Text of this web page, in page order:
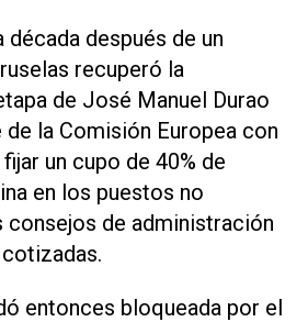
década después de un
recuperó la
de José Manuel Durao
la Comisión Europea con
un cupo de 40% de
en los puestos no
de administración
entonces bloqueada por el